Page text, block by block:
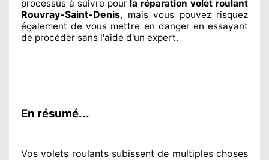
processus à suivre pour la réparation volet roulant
Rouvray-Saint-Denis, mais vous pouvez risquez
également de vous mettre en danger en essayant
de procéder sans l'aide d'un expert.
En résumé...
Vos volets roulants subissent de multipleschoses